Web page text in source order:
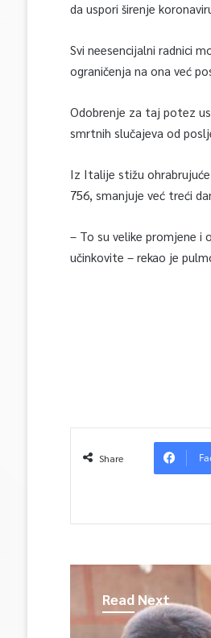
da uspori širenje
Svi neesencijalni radnici
ograničenja na ona već
Odobrenje za taj potez
smrtnih slučajeva od
Iz Italije stižu
756, smanjuje već treći
– To su velike promjene i
učinkovite – rekao je
Share
Read Next